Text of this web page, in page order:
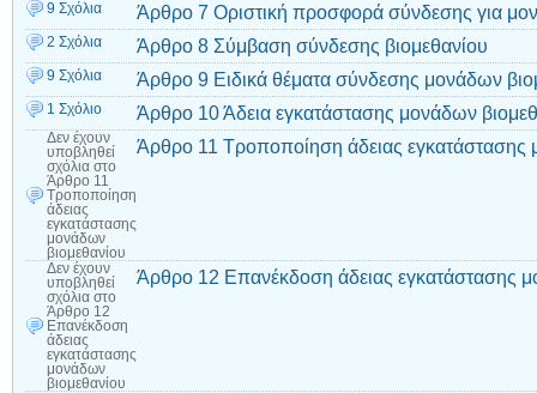
9 Σχόλια Άρθρο 7 Οριστική προσφορά σύνδεσης για
2 Σχόλια Άρθρο 8 Σύμβαση σύνδεσης βιομεθανίου
9 Σχόλια Άρθρο 9 Ειδικά θέματα σύνδεσης μονάδων
1 Σχόλιο Άρθρο 10 Άδεια εγκατάστασης μονάδων
Δεν έχουν
υποβληθεί
σχόλια στο
Άρθρο 11
Τροποποίηση
άδειας
εγκατάστασης
μονάδων
βιομεθανίου
Άρθρο 11 Τροποποίηση άδειας εγκατάστασης
Δεν έχουν
υποβληθεί
σχόλια στο
Άρθρο 12
Επανέκδοση
άδειας
εγκατάστασης
μονάδων
βιομεθανίου
Άρθρο 12 Επανέκδοση άδειας εγκατάστασης